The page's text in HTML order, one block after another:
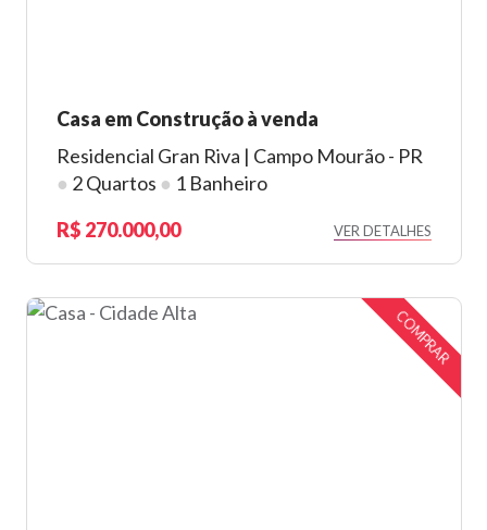
Casa em Construção à venda
Residencial Gran Riva | Campo Mourão - PR
● 2 Quartos ● 1 Banheiro
270.000,00
VER DETALHES
COMPRAR